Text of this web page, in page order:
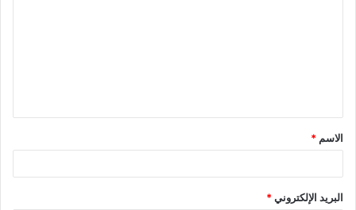
ق
*
الاسم *
البريد الإلكتروني*